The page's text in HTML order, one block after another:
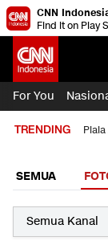
CNN
Find it on Play
For You
TRENDING Piala
SEMUA